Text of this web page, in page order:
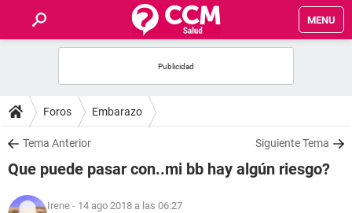
MENU
FOROS
SALUD
FAMILIA
Foros Embarazo
Tema Anterior Siguiente Tema
Que puede pasar con..mi bb hay algún riesgo?
Irene - 14 ago 2018 a las 06:27